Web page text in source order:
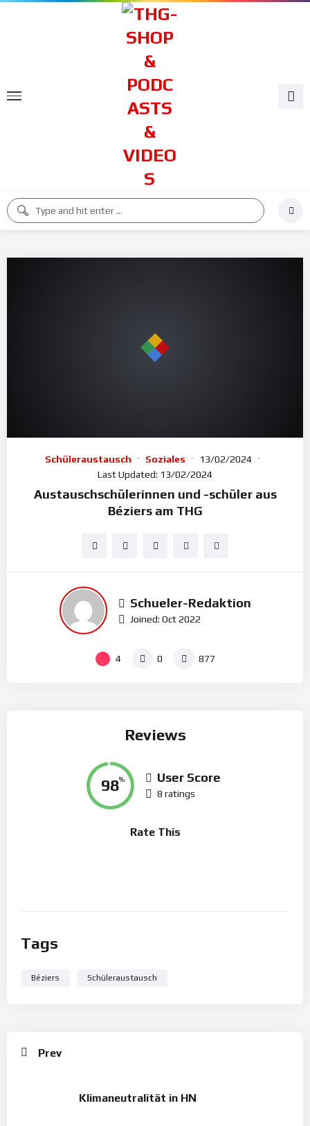
Schüleraustausch Soziales
13/02/2024
Last Updated: 13/02/2024
Austauschschülerinnen und -schüler aus
Béziers am THG
Schueler-Redaktion
Joined: Oct 2022
4 0 877
Reviews
98% User Score
8 ratings
Rate This
Tags
Béziers Schüleraustausch
Prev
Klimaneutralität in HN